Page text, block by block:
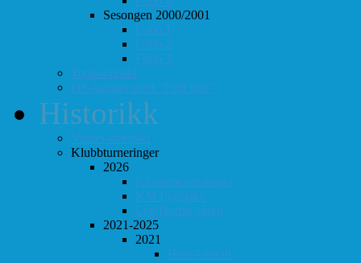
Sesongen 2000/2001
Follo 1
Follo 2
Follo 3
Totaloversikt
ØS-kamper med "Fullt hus"
Historikk
Vinner-oversikt
Klubbturneringer
2026
Klubbmesterskapet
KM Lynsjakk
Lyn/Hurtig våren
2021-2025
2021
Høst-konrad